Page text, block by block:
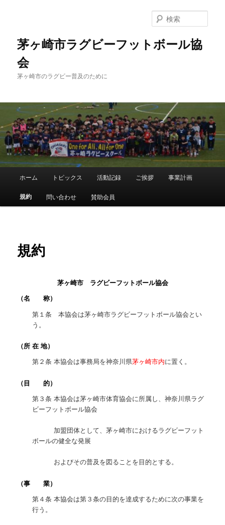
移
茅ヶ崎市ラグビーフットボール協
会
茅ヶ崎市のラグビー普及のために
索
メ
ホーム トピックス 活動記録 ご挨拶 事業計画
規約 問い合わせ 賛助会員
規約
茅ヶ崎市 ラグビーフットボール協会
（名 称）
第１条 本協会は茅ヶ崎市ラグビーフットボール協会とい
う。
（所 在 地）
第２条 本協会は事務局を神奈川県茅ヶ崎市内に置く。
（目 的）
第３条 本協会は茅ヶ崎市体育協会に所属し、神奈川県ラグ
ビーフットボール協会
加盟団体として、茅ヶ崎市におけるラグビーフット
ボールの健全な発展
およびその普及を図ることを目的とする。
（事 業）
第４条 本協会は第３条の目的を達成するために次の事業を
行う。